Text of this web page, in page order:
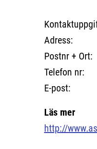
Adress:
Postnr +
Telefon
E-post:
Läs mer
http://